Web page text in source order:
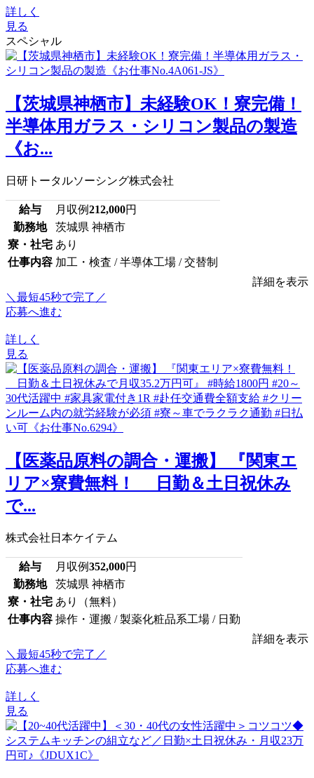
詳しく
見る
スペシャル
【茨城県神栖市】未経験OK！寮完備！
半導体用ガラス・シリコン製品の製造
《お...
日研トータルソーシング株式会社
給与 月収例212,000円
勤務地
茨城県 神栖市
寮・社宅 あり
仕事内容 加工・検査 / 半導体工場 / 交替制
詳細を表示
＼最短45秒で完了／
応募へ進む
詳しく
見る
【医薬品原料の調合・運搬】 『関東エ
リア×寮費無料！ 日勤＆土日祝休み
で...
株式会社日本ケイテム
給与 月収例352,000円
勤務地
茨城県 神栖市
寮・社宅 あり（無料）
仕事内容 操作・運搬 / 製薬化粧品系工場 / 日勤
詳細を表示
＼最短45秒で完了／
応募へ進む
詳しく
見る